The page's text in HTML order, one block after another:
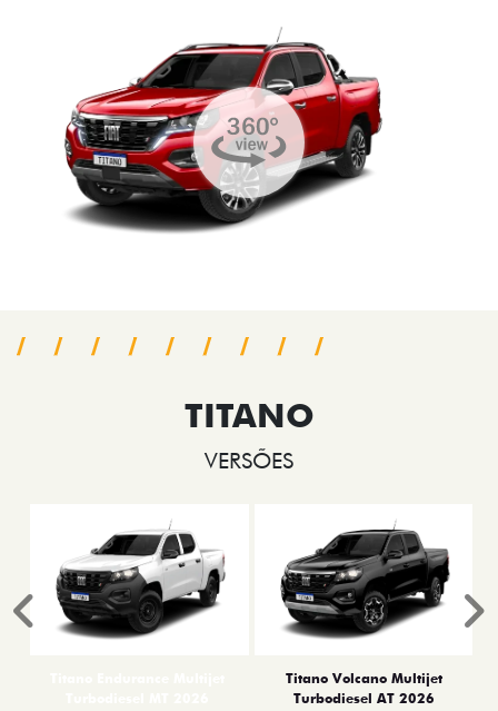
TITANO
VERSÕES
Titano Volcano Multijet
Turbodiesel AT 2026
Anterior